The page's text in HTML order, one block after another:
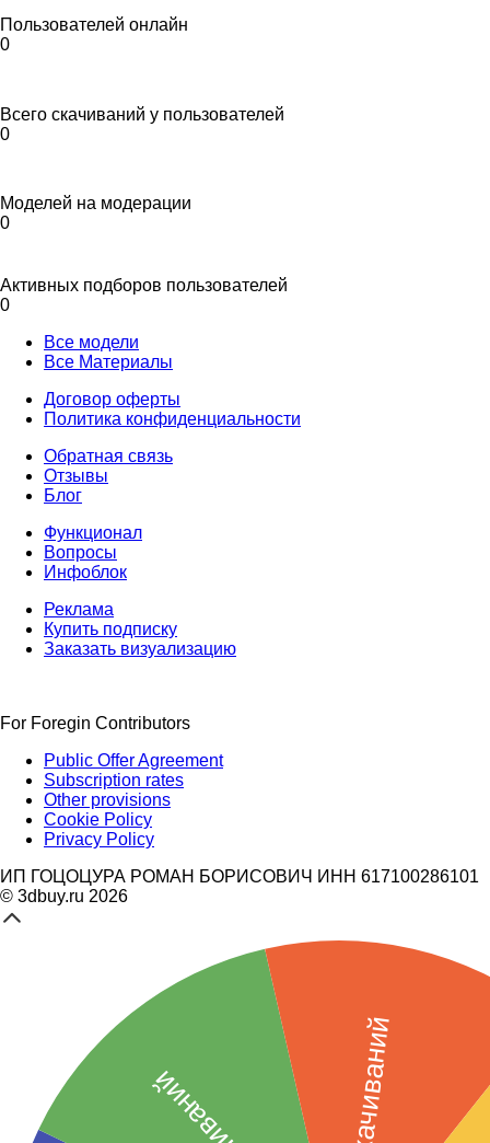
Пользователей онлайн
0
Всего скачиваний у пользователей
0
Моделей на модерации
0
Активных подборов пользователей
0
Все модели
Все Материалы
Договор оферты
Политика конфиденциальности
Обратная связь
Отзывы
Блог
Функционал
Вопросы
Инфоблок
Реклама
Купить подписку
Заказать визуализацию
For Foregin Contributors
Public Offer Agreement
Subscription rates
Other provisions
Cookie Policy
Privacy Policy
ИП ГОЦОЦУРА РОМАН БОРИСОВИЧ ИНН 617100286101
© 3dbuy.ru 2026